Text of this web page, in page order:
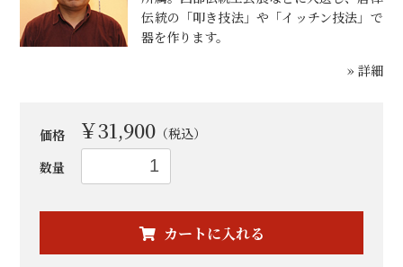
伝統の「叩き技法」や「イッチン技法」で
器を作ります。
» 詳細
価格 ￥31,900 （税込）
数量
カートに入れる